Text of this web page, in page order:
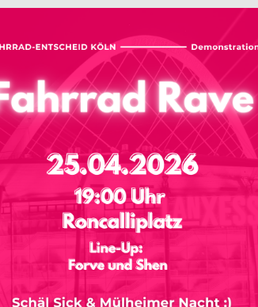
Schäl
Sick:
Fahrrad-
Entscheid
Köln
lädt
erneut
zur
Demo
für
sichere
Radwege